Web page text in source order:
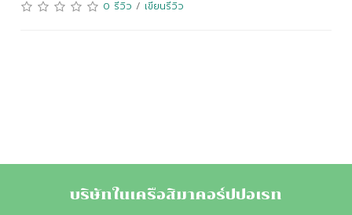
0 รีวิว / เขียนรีวิว
บริษัทในเครือสิมาคอร์ปปอเรท